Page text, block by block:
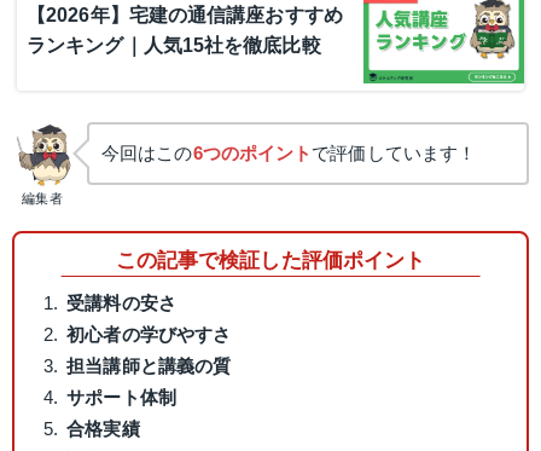
【2026年】宅建の通信講座おすすめ
ランキング｜人気15社を徹底比較
編集者
今回はこの6つのポイント で評価しています！
この記事で検証した評価ポイント
受講料の安さ
初心者の学びやすさ
担当講師と講義の質
サポート体制
合格実績